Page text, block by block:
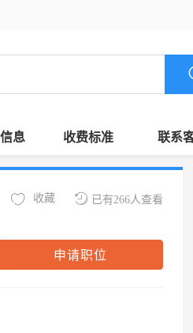
息 收费标准 联系
已有266人查看
收藏
申请职位